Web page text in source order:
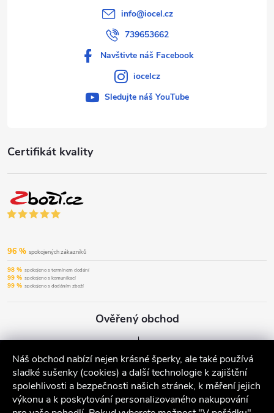
Náš obchod nabízí nejen krásné šperky, ale také používá
sladké sušenky (cookies) a další technologie k zajištění
spolehlivosti a bezpečnosti našich stránek, k měření jejich
výkonu a k poskytování personalizovaného nakupování
Certifikát kvality
96 % spokojených zákazníků
98 % spokojeno s termínem dodání
99 % spokojeno s komunikací
99 % spokojeno s dodáním zboží
Ověřený obchod
info@iocel.cz
739653662
Navštivte náš Facebook
iocelcz
Sledujte náš YouTube